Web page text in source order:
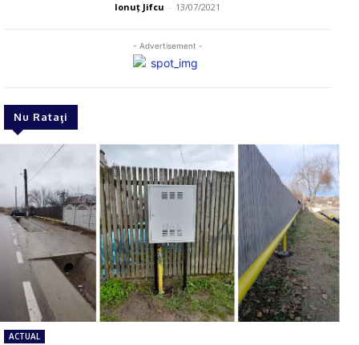
- Advertisement -
Nu Rataţi
ACTUAL
Ionuţ Jifcu - 13/07/2021